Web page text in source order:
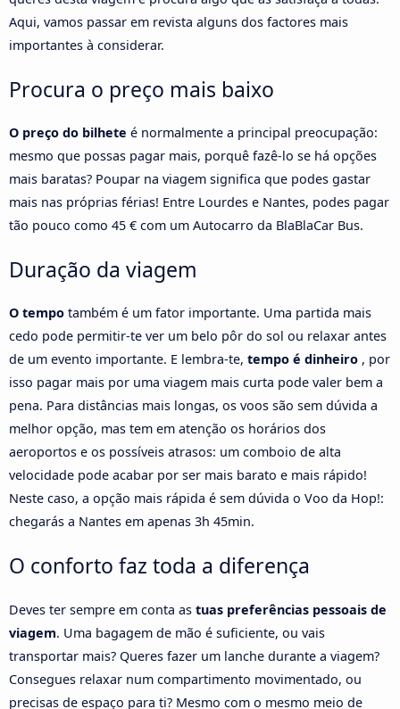
Aqui, vamos passar em revista alguns dos factores mais
importantes à considerar.
Procura o preço mais baixo
O preço do bilhete é normalmente a principal preocupação:
mesmo que possas pagar mais, porquê fazê-lo se há opções
mais baratas? Poupar na viagem significa que podes gastar
mais nas próprias férias! Entre Lourdes e Nantes, podes pagar
tão pouco como 45 € com um Autocarro da BlaBlaCar Bus.
Duração da viagem
O tempo também é um fator importante. Uma partida mais
cedo pode permitir-te ver um belo pôr do sol ou relaxar antes
de um evento importante. E lembra-te, tempo é dinheiro , por
isso pagar mais por uma viagem mais curta pode valer bem a
pena. Para distâncias mais longas, os voos são sem dúvida a
melhor opção, mas tem em atenção os horários dos
aeroportos e os possíveis atrasos: um comboio de alta
velocidade pode acabar por ser mais barato e mais rápido!
Neste caso, a opção mais rápida é sem dúvida o Voo da Hop!:
chegarás a Nantes em apenas 3h 45min.
O conforto faz toda a diferença
Deves ter sempre em conta as tuas preferências pessoais de
viagem. Uma bagagem de mão é suficiente, ou vais
transportar mais? Queres fazer um lanche durante a viagem?
Consegues relaxar num compartimento movimentado, ou
precisas de espaço para ti? Mesmo com o mesmo meio de